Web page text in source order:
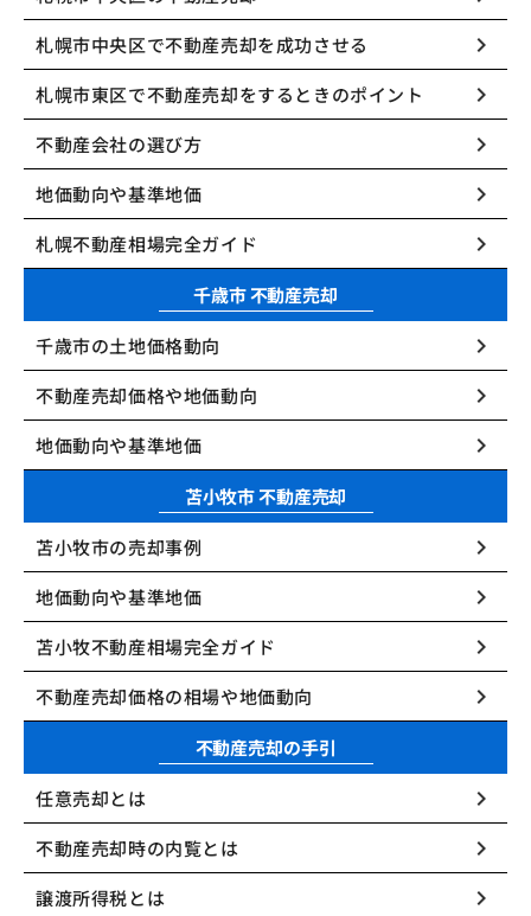
札幌市中央区で不動産売却を成功させる keyboard_arrow_right
札幌市東区で不動産売却をするときのポイント keyboard_arrow_right
不動産会社の選び方 keyboard_arrow_right
地価動向や基準地価 keyboard_arrow_right
札幌不動産相場完全ガイド keyboard_arrow_right
千歳市 不動産売却
千歳市の土地価格動向 keyboard_arrow_right
不動産売却価格や地価動向 keyboard_arrow_right
地価動向や基準地価 keyboard_arrow_right
苫小牧市 不動産売却
苫小牧市の売却事例 keyboard_arrow_right
地価動向や基準地価 keyboard_arrow_right
苫小牧不動産相場完全ガイド keyboard_arrow_right
不動産売却価格の相場や地価動向 keyboard_arrow_right
不動産売却の手引
任意売却とは keyboard_arrow_right
不動産売却時の内覧とは keyboard_arrow_right
譲渡所得税とは keyboard_arrow_right